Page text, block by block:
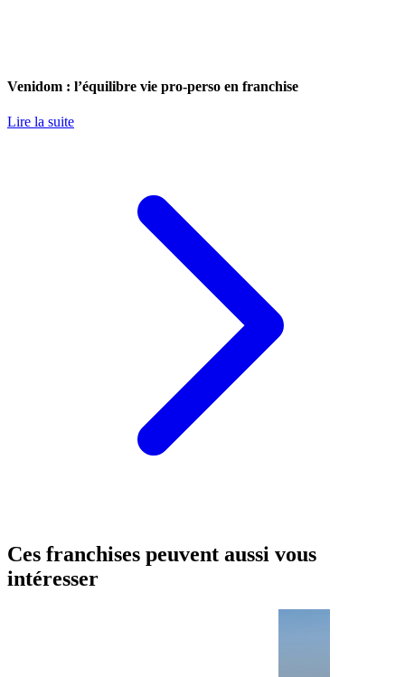
Venidom : l’équilibre vie pro-perso en franchise
Lire la suite
Ces franchises peuvent aussi vous
intéresser